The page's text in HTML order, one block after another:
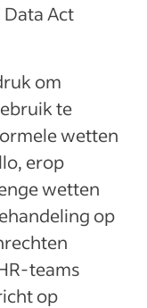
Act
om
te
wetten
erop
wetten
op
teams
op